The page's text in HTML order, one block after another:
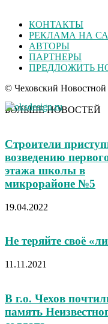
КОНТАКТЫ
РЕКЛАМА НА
АВТОРЫ
ПАРТНЕРЫ
ПРЕДЛОЖИТЬ
© Чеховский Новостной
БОЛЬШЕ НОВОСТЕЙ
Строители
возведению
этажа школы в
микрорайоне №5
19.04.2022
Не теряйте своё
11.11.2021
В г.о. Чехов
память